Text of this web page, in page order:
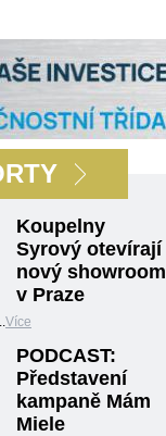
Koupelny
Syrový otevírají
nový showroom
v Praze
Více
PODCAST:
Představení
kampaně Mám
Miele